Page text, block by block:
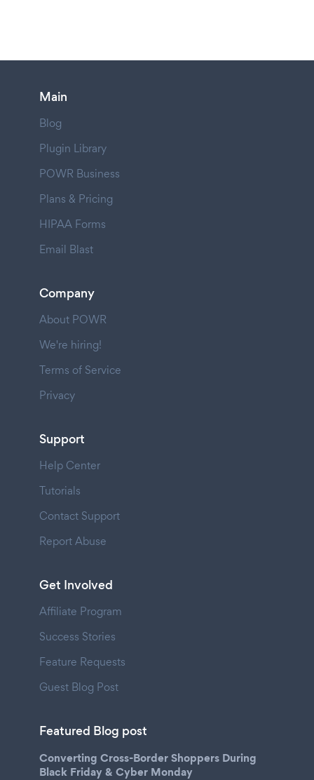
Main
Blog
Plugin Library
POWR Business
Plans & Pricing
HIPAA Forms
Email Blast
Company
About POWR
We're hiring!
Terms of Service
Privacy
Support
Help Center
Tutorials
Contact Support
Report Abuse
Get Involved
Affiliate Program
Success Stories
Feature Requests
Guest Blog Post
Featured Blog post
Converting Cross-Border Shoppers During
Black Friday & Cyber Monday